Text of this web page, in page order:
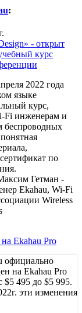
:
- открыт
курс
2022 года
языке
курс,
Fi инженерам и
беспроводных
по
Гетман -
Ekahau, Wi-Fi
Wireless
Ekahau Pro
официально
на Ekahau Pro
$5 495 до $5 995.
эти изменения